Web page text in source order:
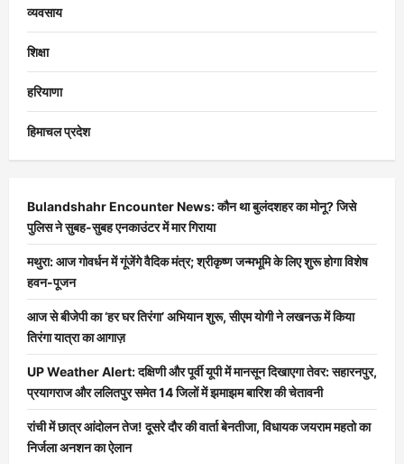
व्यवसाय
शिक्षा
हरियाणा
हिमाचल प्रदेश
Bulandshahr Encounter News: कौन था बुलंदशहर का मोनू? जिसे
पुलिस ने सुबह-सुबह एनकाउंटर में मार गिराया
मथुरा: आज गोवर्धन में गूंजेंगे वैदिक मंत्र; श्रीकृष्ण जन्मभूमि के लिए शुरू होगा विशेष
हवन-पूजन
आज से बीजेपी का ‘हर घर तिरंगा’ अभियान शुरू, सीएम योगी ने लखनऊ में किया
तिरंगा यात्रा का आगाज़
UP Weather Alert: दक्षिणी और पूर्वी यूपी में मानसून दिखाएगा तेवर: सहारनपुर,
प्रयागराज और ललितपुर समेत 14 जिलों में झमाझम बारिश की चेतावनी
रांची में छात्र आंदोलन तेज! दूसरे दौर की वार्ता बेनतीजा, विधायक जयराम महतो का
निर्जला अनशन का ऐलान